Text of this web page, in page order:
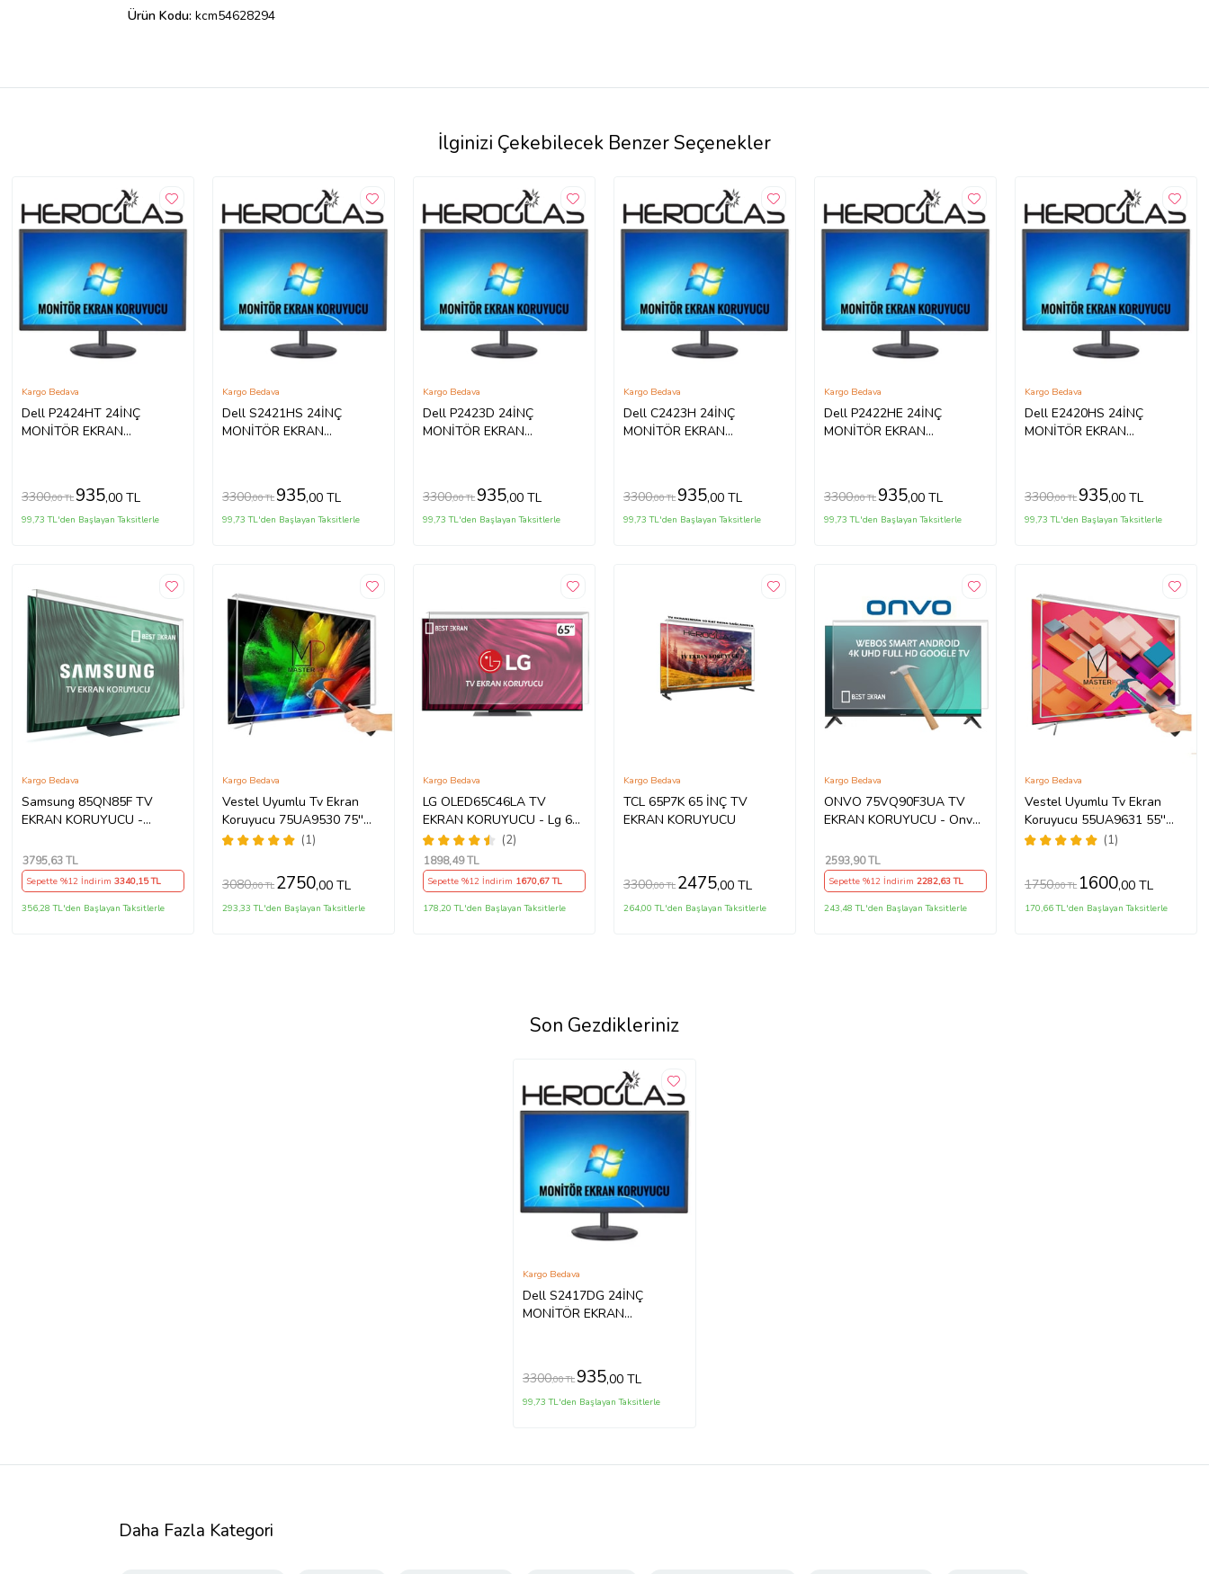
Ürün Kodu: kcm54628294
İlginizi Çekebilecek Benzer Seçenekler
Dell P2424HT 24İNÇ
MONİTÖR EKRAN
Kargo Bedava
3300,00 TL 935,00 TL
99,73 TL'den Başlayan Taksitlerle
Dell S2421HS 24İNÇ
MONİTÖR EKRAN
Kargo Bedava
3300,00 TL 935,00 TL
99,73 TL'den Başlayan Taksitlerle
Dell P2423D 24İNÇ
MONİTÖR EKRAN
Kargo Bedava
3300,00 TL 935,00 TL
99,73 TL'den Başlayan Taksitlerle
Dell C2423H 24İNÇ
MONİTÖR EKRAN
Kargo Bedava
3300,00 TL 935,00 TL
99,73 TL'den Başlayan Taksitlerle
Dell P2422HE 24İNÇ
MONİTÖR EKRAN
Kargo Bedava
3300,00 TL 935,00 TL
99,73 TL'den Başlayan Taksitlerle
Dell E2420HS 24İNÇ
MONİTÖR EKRAN
Kargo Bedava
3300,00 TL 935,00 TL
99,73 TL'den Başlayan Taksitlerle
Samsung 85QN85F TV
EKRAN KORUYUCU -
Ekran Tv ekran Koruyucu
QE85QN85FAUXTK
Kargo Bedava
3795,63 TL
Sepette %12 İndirim 3340,15 TL
356,28 TL'den Başlayan Taksitlerle
Vestel Uyumlu Tv Ekran
Koruyucu 75UA9530 75''
189 Ekran 4K Smart Android
(1)
Kargo Bedava
3080,00 TL 2750,00 TL
293,33 TL'den Başlayan Taksitlerle
LG OLED65C46LA TV
EKRAN KORUYUCU - Lg 65"
inç 4k Oled Evo Ekran
Koruyucu
(2)
Kargo Bedava
1898,49 TL
Sepette %12 İndirim 1670,67 TL
178,20 TL'den Başlayan Taksitlerle
TCL 65P7K 65 İNÇ TV
EKRAN KORUYUCU
Kargo Bedava
3300,00 TL 2475,00 TL
264,00 TL'den Başlayan Taksitlerle
ONVO 75VQ90F3UA TV
EKRAN KORUYUCU - Onvo
Şeffaf Koruma paneli
Kargo Bedava
2593,90 TL
Sepette %12 İndirim2282,63 TL
243,48 TL'den Başlayan Taksitlerle
Vestel Uyumlu Tv Ekran
Koruyucu 55UA9631 55''
139 Ekran 4K Smart Android
(1)
Kargo Bedava
1750,00 TL 1600,00 TL
170,66 TL'den Başlayan Taksitlerle
Son Gezdikleriniz
Dell S2417DG 24İNÇ
MONİTÖR EKRAN
Kargo Bedava
3300,00 TL 935,00 TL
99,73 TL'den Başlayan Taksitlerle
Daha Fazla Kategori